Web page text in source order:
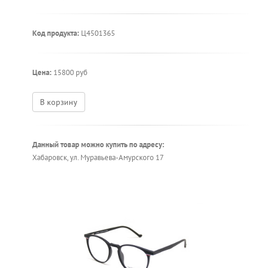
Код продукта: Ц4501365
Цена: 15800 руб
В корзину
Данный товар можно купить по адресу:
Хабаровск, ул. Муравьева-Амурского 17